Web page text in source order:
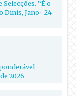
“É o
Dinis, Jano·24
2026